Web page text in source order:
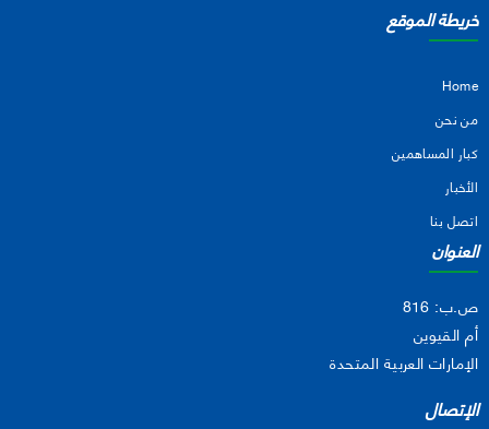
خريطة الموقع
Home
من نحن
كبار المساهمين
الأخبار
اتصل بنا
العنوان
ص.ب: 816
أم القيوين
الإمارات العربية المتحدة
الإتصال